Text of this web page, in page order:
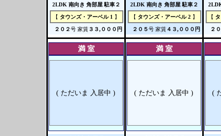
2LDK 南向き 角部屋 駐車２
【 タウンズ・アーベル 1 】
２０２号 家賃３３,０００円
2LDK 南向き 角部屋 駐車２
【 タウンズ・アーベル 2 】
２０５号 家賃４３,０００円
【
２
満 室
( ただいま 入居中 )
満 室
( ただいま 入居中 ) (